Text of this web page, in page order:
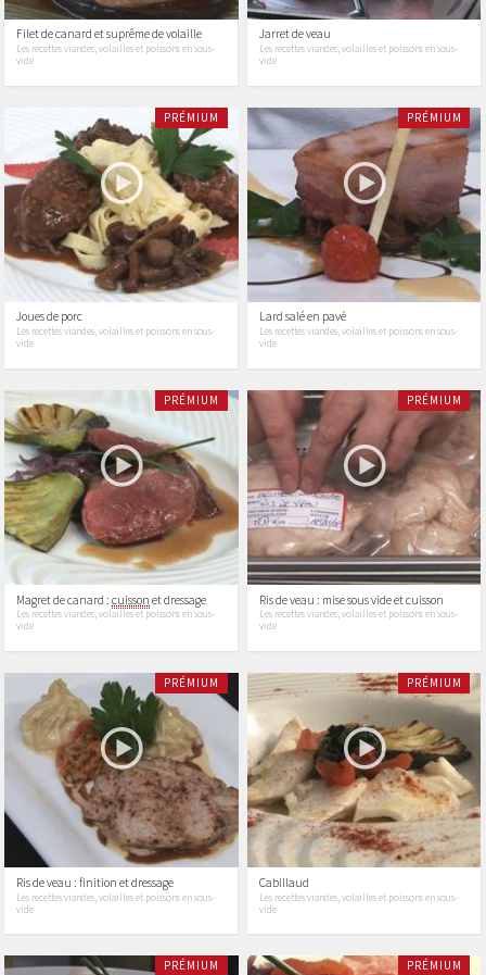
Filet de canard et suprême de volaille
Les recettes viandes, volailles et poissons en sous-
vide
Jarret de veau
Les recettes viandes, volailles et poissons en sous-
vide
PRÉMIUM
Joues de porc
Les recettes viandes, volailles et poissons en sous-
vide
PRÉMIUM
Lard salé en pavé
Les recettes viandes, volailles et poissons en sous-
vide
PRÉMIUM
Magret de canard :cuisson et dressage
Les recettes viandes, volailles et poissons en sous-
vide
PRÉMIUM
Ris de veau : mise sous vide et cuisson
Les recettes viandes, volailles et poissons en sous-
vide
PRÉMIUM
Ris de veau : finition et dressage
Les recettes viandes, volailles et poissons en sous-
vide
PRÉMIUM
Cabillaud
Les recettes viandes, volailles et poissons en sous-
vide
PRÉMIUM PRÉMIUM